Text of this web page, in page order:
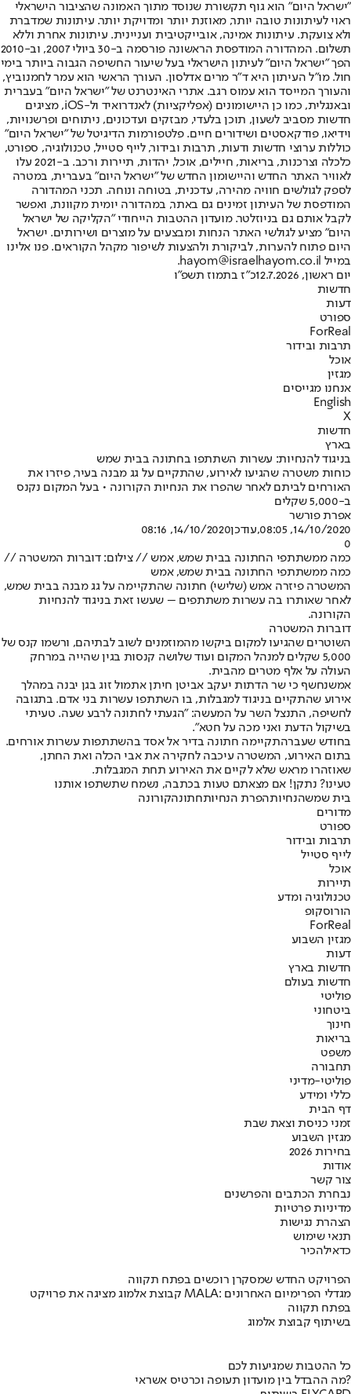
"ישראל היום" הוא גוף תקשורת שנוסד מתוך האמונה שהציבור הישראלי
ראוי לעיתונות טובה יותר, מאוזנת יותר ומדויקת יותר. עיתונות שמדברת
ולא צועקת. עיתונות אמינה, אובייקטיבית ועניינית. עיתונות אחרת וללא
תשלום. המהדורה המודפסת הראשונה פורסמה ב-30 ביולי 2007, וב-2010
הפך "ישראל היום" לעיתון הישראלי בעל שיעור החשיפה הגבוה ביותר בימי
חול. מו"ל העיתון היא ד"ר מרים אדלסון. העורך הראשי הוא עמר לחמנוביץ,
והעורך המייסד הוא עמוס רגב. אתרי האינטרנט של "ישראל היום" בעברית
ובאנגלית, כמו כן היישומונים (אפליקציות) לאנדרואיד ול-iOS, מציגים
חדשות מסביב לשעון, תוכן בלעדי, מבזקים ועדכונים, ניתוחים ופרשנויות,
וידיאו, פודקאסטים ושידורים חיים. פלטפורמות הדיגיטל של "ישראל היום"
כוללות ערוצי חדשות ודעות, תרבות ובידור, לייף סטייל, טכנולוגיה, ספורט,
כלכלה וצרכנות, בריאות, חיילים, אוכל, יהדות, תיירות ורכב. ב-2021 עלו
לאוויר האתר החדש והיישומון החדש של "ישראל היום" בעברית, במטרה
לספק לגולשים חוויה מהירה, עדכנית, בטוחה ונוחה. תכני המהדורה
המודפסת של העיתון זמינים גם באתר, במהדורה יומית מקוונת, ואפשר
לקבל אותם גם בניוזלטר. מועדון ההטבות הייחודי "הקליקה של ישראל
היום" מציע לגולשי האתר הנחות ומבצעים על מוצרים ושירותים. ישראל
היום פתוח להערות, לביקורת ולהצעות לשיפור מקהל הקוראים. פנו אלינו
במייל hayom@israelhayom.co.il.
יום ראשון, 12.7.2026
כ"ז בתמוז תשפ"ו
חדשות
דעות
ספורט
ForReal
תרבות ובידור
אוכל
מגזין
אנחנו מגייסים
English
X
חדשות
בארץ
בניגוד להנחיות: עשרות השתתפו בחתונה בבית שמש
כוחות משטרה שהגיעו לאירוע, שהתקיים על גג מבנה בעיר, פיזרו את
האורחים לביתם לאחר שהפרו את הנחיות הקורונה • בעל המקום נקנס
ב-5,000 שקלים
אפרת פורשר
14/10/2020, 08:05
,עודכן14/10/2020, 08:16
0
כמה ממשתתפי החתונה בבית שמש, אמש // צילום: דוברות המשטרה //
כמה ממשתתפי החתונה בבית שמש, אמש
המשטרה פיזרה אמש (שלישי) חתונה שהתקיימה על גג מבנה בבית שמש,
לאחר שאותרו בה עשרות משתתפים – שעשו זאת בניגוד להנחיות
הקורונה.
דוברות המשטרה
השוטרים שהגיעו למקום ביקשו מהמוזמנים לשוב לבתיהם, ורשמו קנס של
5,000 שקלים למנהל המקום ועוד שלושה קנסות בגין שהייה במרחק
העולה על אלף מטרים מהבית.
אמשנחשף כי שר הדתות יעקב אביטן חיתן אתמול זוג בגן יבנה במהלך
אירוע שהתקיים בניגוד למגבלות, בו השתתפו עשרות בני אדם. בתגובה
לחשיפה, התנצל השר על המעשה: "הגעתי לחתונה לרבע שעה. טעיתי
בשיקול הדעת ואני מכה על חטא".
בחודש שעברהתקיימה חתונה בדיר אל אסד בהשתתפות עשרות אורחים.
בתום האירוע, המשטרה עיכבה לחקירה את אבי הכלה ואת החתן,
שאוזהרו מראש שלא לקיים את האירוע תחת המגבלות.
טעינו? נתקן! אם מצאתם טעות בכתבה, נשמח שתשתפו אותנו
בית שמשהנחיותהפרת הנחיותחתונהקורונה
מדורים
ספורט
תרבות ובידור
לייף סטייל
אוכל
תיירות
טכנולוגיה ומדע
הורוסקופ
ForReal
מגזין השבוע
דעות
חדשות בארץ
חדשות בעולם
פוליטי
ביטחוני
חינוך
בריאות
משפט
תחבורה
פוליטי-מדיני
כללי ומידע
דף הבית
זמני כניסת וצאת שבת
מגזין השבוע
בחירות 2026
אודות
צור קשר
נבחרת הכתבים והפרשנים
מדיניות פרטיות
הצהרת נגישות
תנאי שימוש
כדאילהכיר
הפרויקט החדש שמסקרן רוכשים בפתח תקווה
קבוצת אלמוג מציגה את פרויקט MALA: מגדלי הפרימיום האחרונים
בפתח תקווה
בשיתוף קבוצת אלמוג
כל ההטבות שמגיעות לכם
מה ההבדל בין מועדון תעופה וכרטיס אשראי?